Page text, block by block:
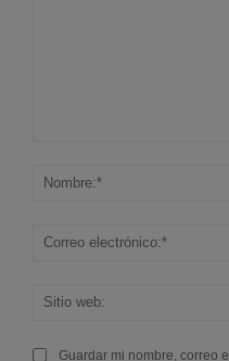
Guardar mi nombre, correo